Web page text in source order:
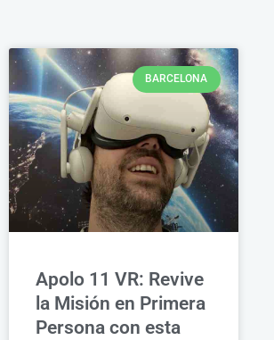
BARCELONA
Apolo 11 VR: Revive
la Misión en Primera
Persona con esta